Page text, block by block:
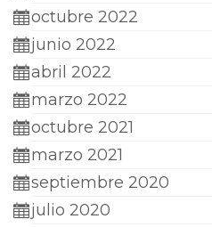
octubre 2022
junio 2022
abril 2022
marzo 2022
octubre 2021
marzo 2021
septiembre 2020
julio 2020